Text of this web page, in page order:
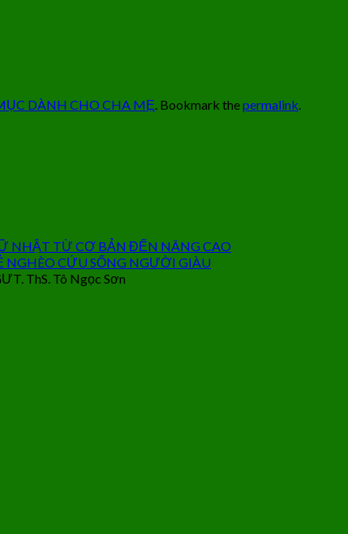
DÀNH CHO CHA MẸ. Bookmark thepermalink.
NHẬT TỪ CƠ BẢN ĐẾN NÂNG CAO
NGHÈO CỨU SỐNG NGƯỜI GIÀU
ThS. Tô Ngọc Sơn